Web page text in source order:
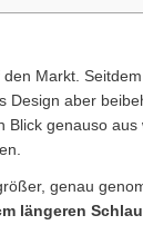
Markt.
Design aber
Blick genauso
genau
längeren